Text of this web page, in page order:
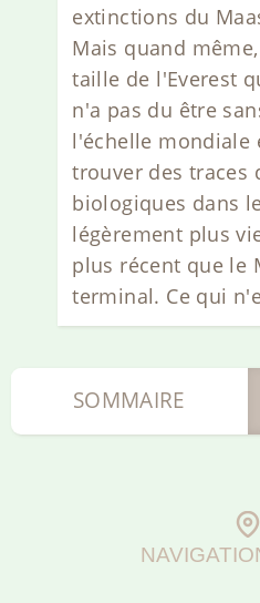
extinctions du
Mais quand
taille de l'Everest
n'a pas du être
l'échelle mondiale
trouver des traces
biologiques dans
légèrement plus
plus récent que le
terminal. Ce qui
SOMMAIRE